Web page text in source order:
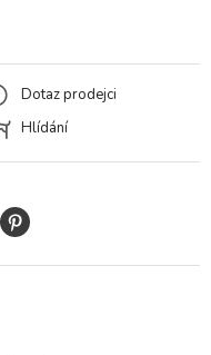
Dotaz prodejci
Hlídání